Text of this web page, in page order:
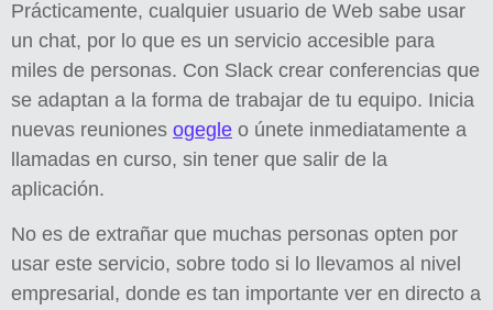
Prácticamente, cualquier usuario de Web sabe usar
un chat, por lo que es un servicio accesible para
miles de personas. Con Slack crear conferencias que
se adaptan a la forma de trabajar de tu equipo. Inicia
nuevas reuniones ogegle o únete inmediatamente a
llamadas en curso, sin tener que salir de la
aplicación.
No es de extrañar que muchas personas opten por
usar este servicio, sobre todo si lo llevamos al nivel
empresarial, donde es tan importante ver en directo a